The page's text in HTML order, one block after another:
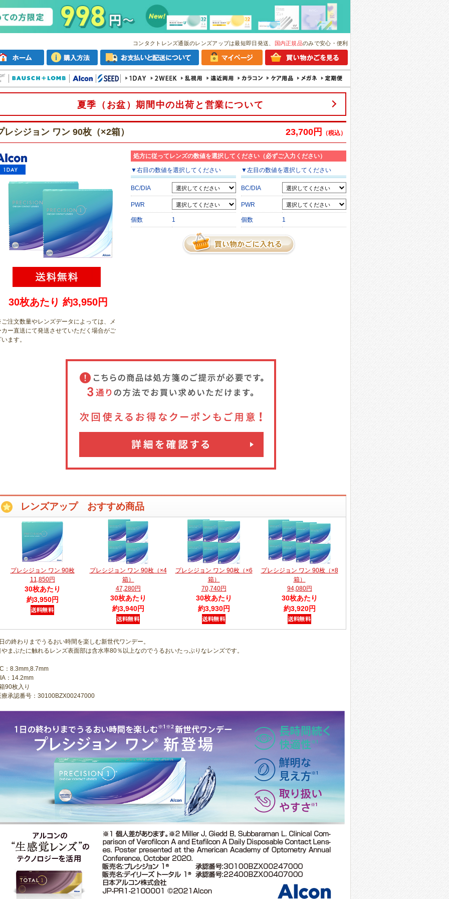
コンタクトレンズ通販のレンズアップは最短即日発送、 国内正規品のみで安心・便利
夏季（お盆）期間中の出荷と営業について
レシジョン ワン 90枚（×2箱） 23,700円 （税込）
30枚あたり 約3,950円
注文数量やレンズデータによっては、メ
カー直送にて発送させていただく場合がご
います。
処方に従ってレンズの数値を選択してください（必ずご入力ください）
▼右目の数値を選択してください
BC/DIA
PWR
個数 1
▼左目の数値を選択してください
BC/DIA
PWR
個数 1
レンズアップ おすすめ商品
プレシジョン ワン 90枚
11,850円
30枚あたり
約3,950円
プレシジョン ワン 90枚（×4
箱）
47,280円
30枚あたり
約3,940円
プレシジョン ワン 90枚（×6
箱）
70,740円
30枚あたり
約3,930円
プレシジョン ワン 90枚（×8
箱）
94,080円
30枚あたり
約3,920円
の終わりまでうるおい時間を楽しむ新世代ワンデー。
やまぶたに触れるレンズ表面部は含水率80％以上なのでうるおいたっぷりなレンズです。
：8.3mm,8.7mm
：14.2mm
90枚入り
療承認番号：30100BZX00247000